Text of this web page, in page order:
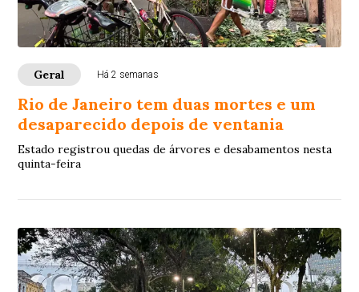
Geral Há 2 semanas
Rio de Janeiro tem duas mortes e um
desaparecido depois de ventania
Estado registrou quedas de árvores e desabamentos nesta
quinta-feira